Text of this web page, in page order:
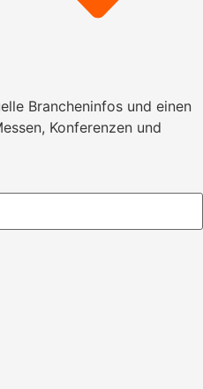
Brancheninfos und einen
Konferenzen und